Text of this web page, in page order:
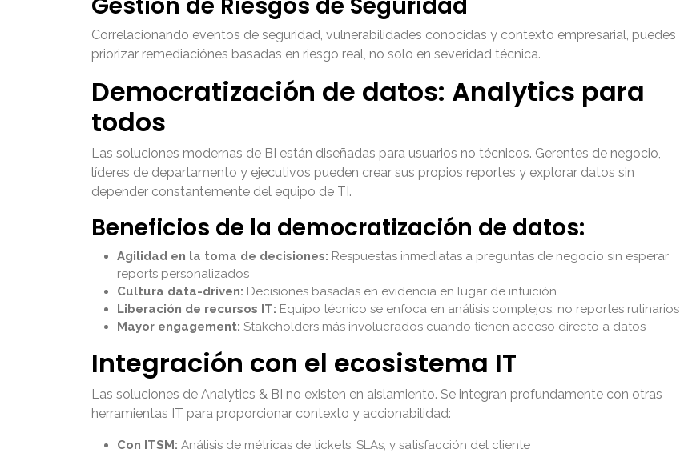
Correlacionando eventos de seguridad, vulnerabilidades conocidas y contexto empresarial, puedes
priorizar remediaciónes basadas en riesgo real, no solo en severidad técnica.
Democratización de datos: Analytics para
todos
Las soluciones modernas de BI están diseñadas para usuarios no técnicos. Gerentes de negocio,
líderes de departamento y ejecutivos pueden crear sus propios reportes y explorar datos sin
depender constantemente del equipo de TI.
Beneficios de la democratización de datos:
Agilidad en la toma de decisiones: Respuestas inmediatas a preguntas de negocio sin esperar
reports personalizados
Cultura data-driven: Decisiones basadas en evidencia en lugar de intuición
Liberación de recursos IT: Equipo técnico se enfoca en análisis complejos, no reportes rutinarios
Mayor engagement: Stakeholders más involucrados cuando tienen acceso directo a datos
Integración con el ecosistema IT
Las soluciones de Analytics & BI no existen en aislamiento. Se integran profundamente con otras
herramientas IT para proporcionar contexto y accionabilidad:
Con ITSM: Análisis de métricas de tickets, SLAs, y satisfacción del cliente